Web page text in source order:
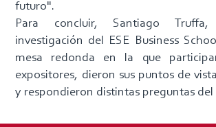
futuro".
Para concluir, Santiago
investigación del ESE Business
mesa redonda en la que
expositores, dieron sus puntos de
y respondieron distintas preguntas del